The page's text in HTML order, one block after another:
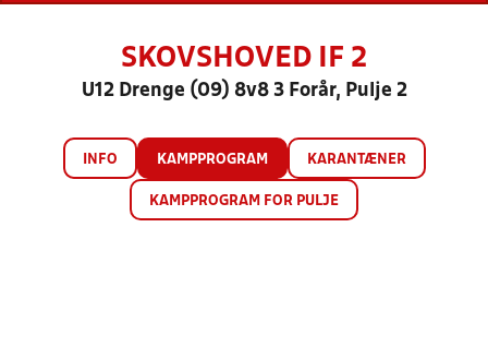
SKOVSHOVED IF 2
U12 Drenge (09) 8v8 3 Forår, Pulje 2
INFO KAMPPROGRAM KARANTÆNER
KAMPPROGRAM FOR PULJE